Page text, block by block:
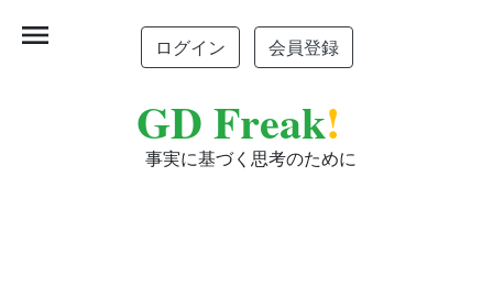
ログイン 会員登録
GD Freak!
事実に基づく思考のために
menu